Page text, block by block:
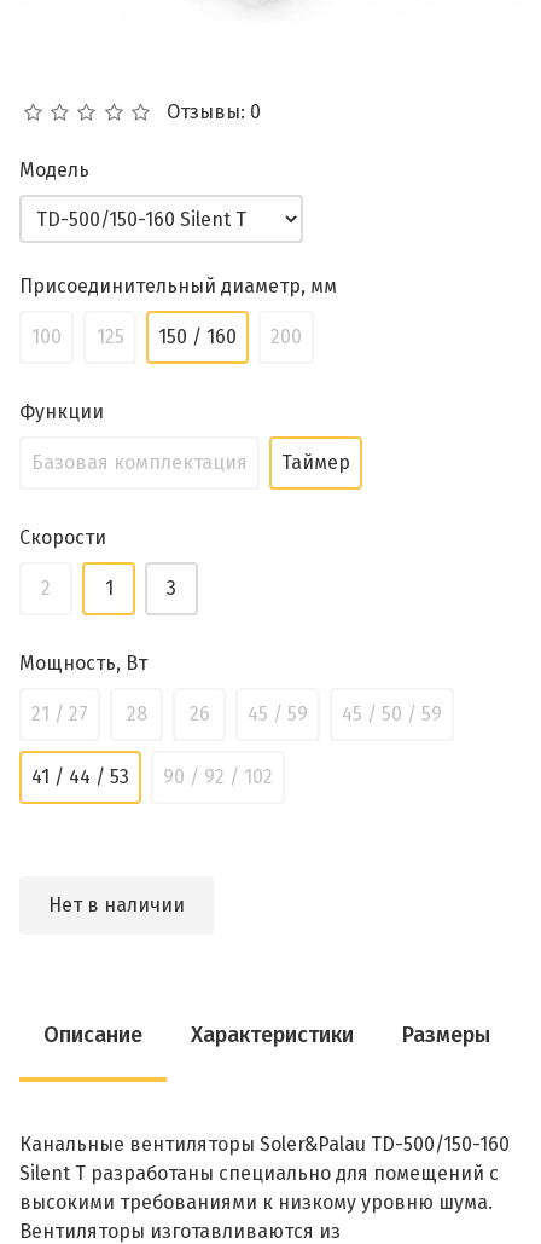
Отзывы: 0
Модель
Присоединительный диаметр, мм
100 125 150 / 160 200
Функции
Базовая комплектация Таймер
Скорости
2 1 3
Мощность, Вт
21 / 27 28 26 45 / 59 45 / 50 / 59
41 / 44 / 53 90 / 92 / 102
Нет в наличии
Описание Характеристики Размеры
Канальные вентиляторы Soler&Palau TD-500/150-160
Silent T разработаны специально для помещений с
высокими требованиями к низкому уровню шума.
Вентиляторы изготавливаются из